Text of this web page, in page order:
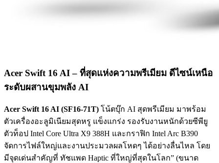
Acer Swift 16 AI – ที่สุดแห่งความพรีเมียม ดีไซน์เหนือ
ระดับผสานขุมพลัง AI
Acer Swift 16 AI (SF16-71T) โน้ตบุ๊ก AI สุดพรีเมียม มาพร้อม
ตัวเครื่องอะลูมิเนียมสุดหรู แข็งแกร่ง รองรับงานหนักด้วยซีพียู
ตัวท็อป Intel Core Ultra X9 388H และกราฟิก Intel Arc B390
จัดการไฟล์ใหญ่และงานประมวลผลโหดๆ ได้อย่างลื่นไหล โดย
มีจุดเด่นสำคัญที่ ทัชแพด Haptic ที่ใหญ่ที่สุดในโลก” (ขนาด